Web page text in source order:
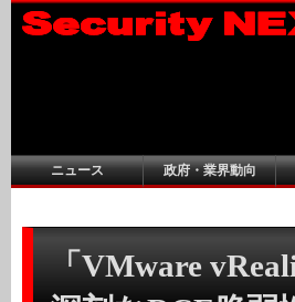
ニュース 政府・業界動向
「VMware